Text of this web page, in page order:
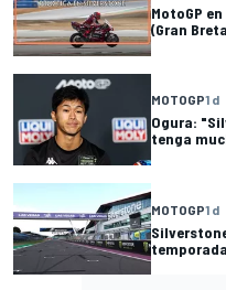
MotoGP
(Gran
MOTOGP1 d
Ogura:
tenga
MOTOGP1 d